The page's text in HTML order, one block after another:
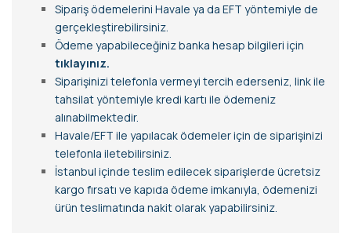
Sipariş ödemelerini Havale ya da EFT yöntemiyle de
gerçekleştirebilirsiniz.
Ödeme yapabileceğiniz banka hesap bilgileri için
tıklayınız.
Siparişinizi telefonla vermeyi tercih ederseniz, link ile
tahsilat yöntemiyle kredi kartı ile ödemeniz
alınabilmektedir.
Havale/EFT ile yapılacak ödemeler için de siparişinizi
telefonla iletebilirsiniz.
İstanbul içinde teslim edilecek siparişlerde ücretsiz
kargo fırsatı ve kapıda ödeme imkanıyla, ödemenizi
ürün teslimatında nakit olarak yapabilirsiniz.